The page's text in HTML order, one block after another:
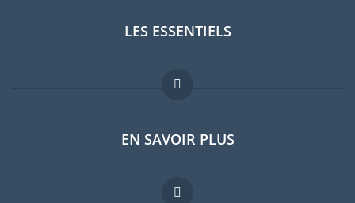
LES ESSENTIELS
Forum expatriés
Guides pays
Offres d'emploi
EN SAVOIR PLUS
FAQ